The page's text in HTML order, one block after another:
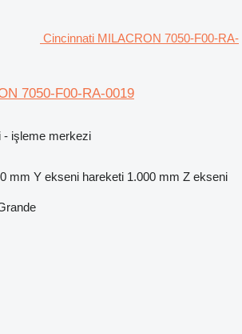
Cincinnati MILACRON 7050-F00-RA-
7050-F00-RA-0019
- işleme merkezi
mm Y ekseni hareketi 1.000 mm Z ekseni